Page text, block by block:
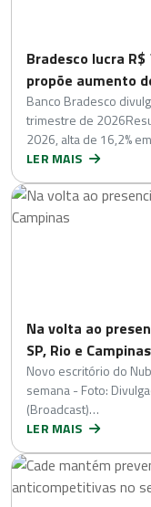
Bradesco lucra
propõe aumento
Banco Bradesco
trimestre de
2026, alta de 16,2%
LER MAIS
Na volta ao
SP, Rio e Campinas
Novo escritório do
semana - Foto:
(Broadcast)…
LER MAIS